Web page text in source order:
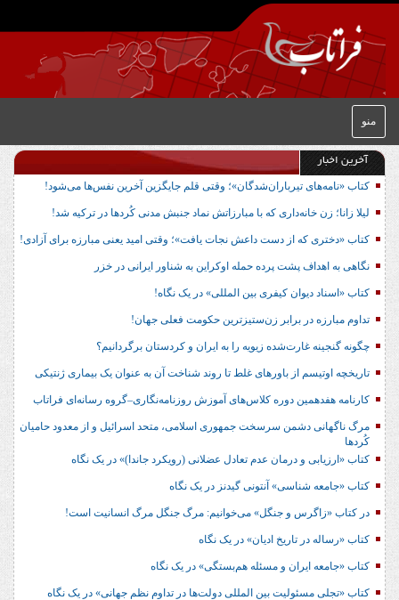
منو
آخرین اخبار
کتاب «نامه‌های تیرباران‌شدگان»؛ وقتی قلم جایگزین آخرین نفس‌ها می‌شود!
لیلا زانا؛ زن خانه‌داری که با مبارزاتش نماد جنبش مدنی کُردها در ترکیه شد!
کتاب «دختری که از دست داعش نجات یافت»؛ وقتی امید یعنی مبارزه برای آزادی!
نگاهی به اهداف پشت پرده حمله اوکراین به شناور ایرانی در خزر
کتاب «اسناد دیوان کیفری بین المللی» در یک نگاه!
تداوم مبارزه در برابر زن‌ستیزترین حکومت فعلی جهان!
چگونه گنجینه غارت‌شده زیویه را به ایران و کردستان برگردانیم؟
تاریخچه اوتیسم از باورهای غلط تا روند شناخت آن به عنوان یک بیماری ژنتیکی
کارنامه هفدهمین دوره کلاس‌های آموزش روزنامه‌نگاری–گروه رسانه‌ای فراتاب
مرگ ناگهانی دشمن سرسخت جمهوری اسلامی، متحد اسرائیل و از معدود حامیان
کُردها
کتاب «ارزیابی و درمان عدم تعادل عضلانی (رویکرد جاندا)» در یک نگاه
کتاب «جامعه شناسی» آنتونی گیدنز در یک نگاه
در کتاب «زاگرس و جنگل» می‌خوانیم: مرگ جنگل مرگ انسانیت است!
کتاب «رساله در تاریخ ادیان» در یک نگاه
کتاب «جامعه ایران و مسئله هم‌بستگی» در یک نگاه
کتاب «تجلی مسئولیت بین المللی دولت‌ها در تداوم نظم جهانی» در یک نگاه